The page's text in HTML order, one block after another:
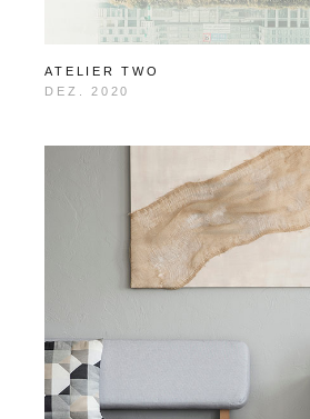
ATELIER TWO
DEZ. 2020